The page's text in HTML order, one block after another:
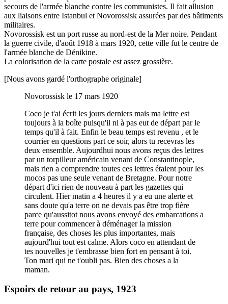
secours de l'armée blanche contre les communistes. Il fait allusion
aux liaisons entre Istanbul et Novorossisk assurées par des bâtiments
militaires.
Novorossisk est un port russe au nord-est de la Mer noire. Pendant
la guerre civile, d'août 1918 à mars 1920, cette ville fut le centre de
l'armée blanche de Dénikine.
La colorisation de la carte postale est assez grossière.
[Nous avons gardé l'orthographe originale]
Novorossisk le 17 mars 1920
Coco je t'ai écrit les jours derniers mais ma lettre est
toujours à la boîte puisqu'il ni à pas eut de départ par le
temps qu'il à fait. Enfin le beau temps est revenu , et le
courrier en questions part ce soir, alors tu recevras les
deux ensemble. Aujourdhui nous avons reçus des lettres
par un torpilleur américain venant de Constantinople,
mais rien a comprendre toutes ces lettres étaient pour les
mocos pas une seule venant de Bretagne. Pour notre
départ d'ici rien de nouveau à part les gazettes qui
circulent. Hier matin a 4 heures il y a eu une alerte et
sans doute qu'a terre on ne devais pas être trop fière
parce qu'aussitot nous avons envoyé des embarcations a
terre pour commencer à déménager la mission
française, des choses les plus importantes, mais
aujourd'hui tout est calme. Alors coco en attendant de
tes nouvelles je t'embrasse bien fort en pensant à toi.
Ton mari qui ne t'oubli pas. Bien des choses a la
maman.
Espoirs de retour au pays, 1923